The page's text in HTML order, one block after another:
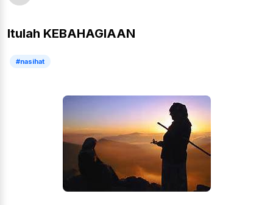
Itulah KEBAHAGIAAN
#nasihat